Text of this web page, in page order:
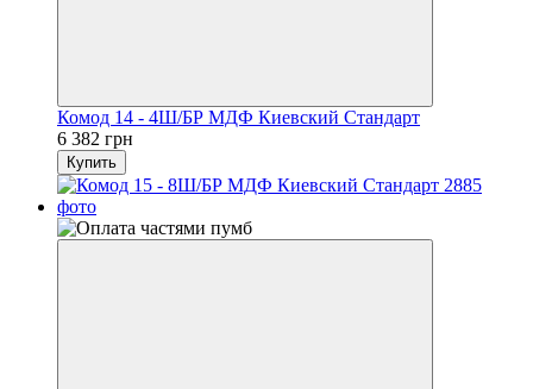
Комод 14 - 4Ш/БР МДФ Киевский Стандарт
6 382 грн
Купить